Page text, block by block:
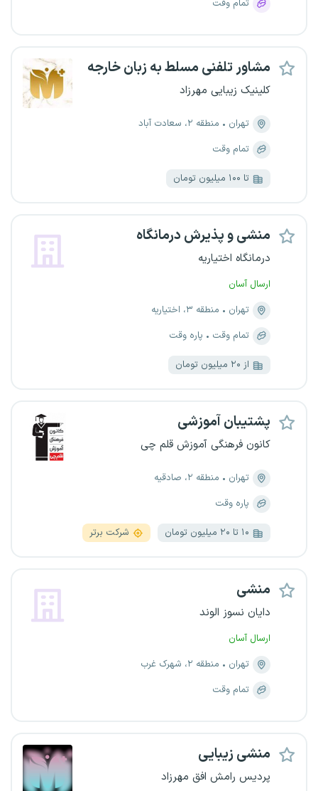
تمام وقت
مشاور تلفنی مسلط به زبان خارجه
کلینیک زیبایی مهرزاد
تهران
منطقه ۲، سعادت آباد
تمام وقت
تا ۱۰۰ میلیون تومان
منشی و پذیرش درمانگاه
درمانگاه اختیاریه
ارسال آسان
تهران
منطقه ۳، اختیاریه
تمام وقت
پاره وقت
از ۲۰ میلیون تومان
پشتیبان آموزشی
کانون فرهنگی آموزش قلم چی
تهران
منطقه ۲، صادقیه
پاره وقت
۱۰ تا ۲۰ میلیون تومان شرکت برتر
منشی
دایان نسوز الوند
ارسال آسان
تهران
منطقه ۲، شهرک غرب
تمام وقت
منشی زیبایی
پردیس رامش افق مهرزاد